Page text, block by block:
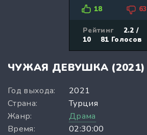
18 63
Рейтинг
2.2 /
10
81 Голосов
ЧУЖАЯ ДЕВУШКА (2021)
Год выхода:
2021
Страна:
Турция
Жанр:
Драма
Время:
02:30:00